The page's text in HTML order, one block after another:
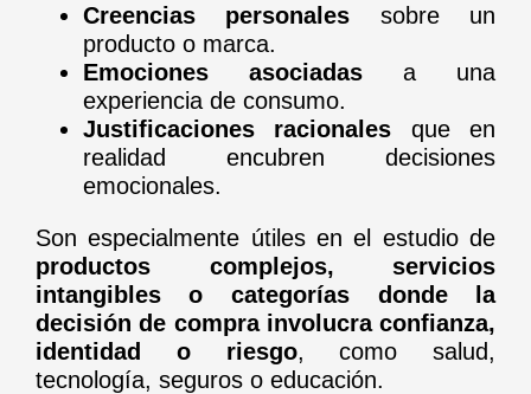
Creencias personales sobre un
producto o marca.
Emociones asociadas a una
experiencia de consumo.
Justificaciones racionales que en
realidad encubren decisiones
emocionales.
Son especialmente útiles en el estudio de
productos complejos, servicios
intangibles o categorías donde la
decisión de compra involucra confianza,
identidad o riesgo, como salud,
tecnología, seguros o educación.